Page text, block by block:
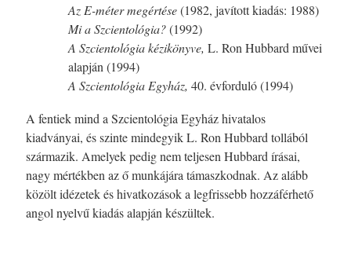
Az E-méter megértése(1982, javított kiadás: 1988)
Mi a Szcientológia?(1992)
A Szcientológia kézikönyve, L. Ron Hubbard művei
alapján (1994)
A Szcientológia Egyház, 40. évforduló (1994)
A fentiek mind a Szcientológia Egyház hivatalos
kiadványai, és szinte mindegyik L. Ron Hubbard tollából
származik. Amelyek pedig nem teljesen Hubbard írásai,
nagy mértékben az ő munkájára támaszkodnak. Az alább
közölt idézetek és hivatkozások a legfrissebb hozzáférhető
angol nyelvű kiadás alapján készültek.